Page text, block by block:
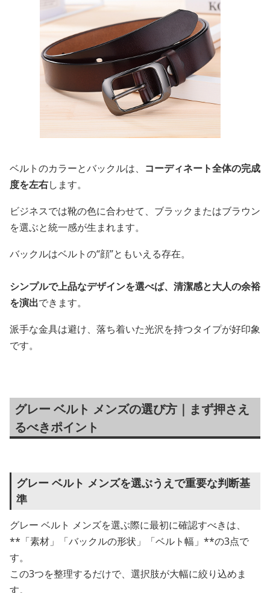
ベルトのカラーとバックルは、 コーディネート全体の完成
度を左右します。
ビジネスでは靴の色に合わせて、ブラックまたはブラウン
を選ぶと統一感が生まれます。
バックルはベルトの“顔”ともいえる存在。
シンプルで上品なデザインを選べば、清潔感と大人の余裕
を演出できます。
派手な金具は避け、落ち着いた光沢を持つタイプが好印象
です。
グレー ベルト メンズの選び方｜まず押さえ
るべきポイント
グレー ベルト メンズを選ぶうえで重要な判断基
準
グレー ベルト メンズを選ぶ際に最初に確認すべきは、
**「素材」「バックルの形状」「ベルト幅」**の3点で
す。
この3つを整理するだけで、選択肢が大幅に絞り込めま
す。